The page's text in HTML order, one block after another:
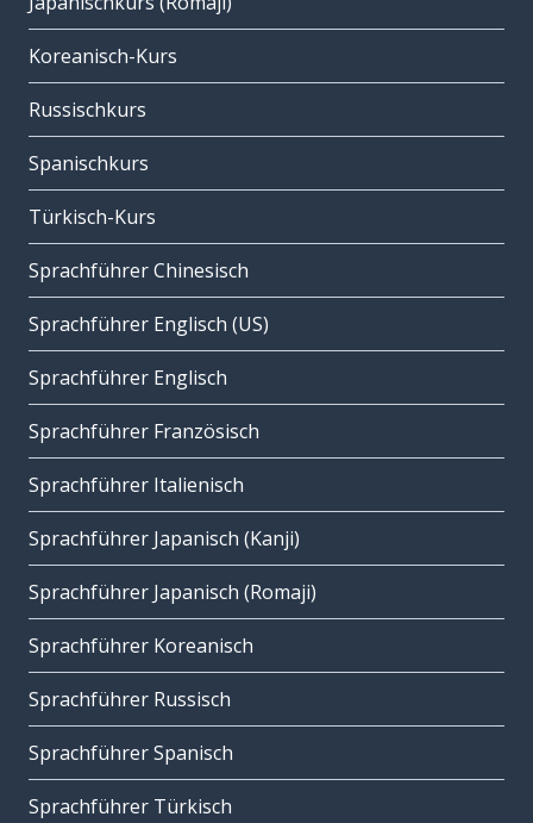
Koreanisch-Kurs
Russischkurs
Spanischkurs
Türkisch-Kurs
Sprachführer Chinesisch
Sprachführer Englisch (US)
Sprachführer Englisch
Sprachführer Französisch
Sprachführer Italienisch
Sprachführer Japanisch (Kanji)
Sprachführer Japanisch (Romaji)
Sprachführer Koreanisch
Sprachführer Russisch
Sprachführer Spanisch
Sprachführer Türkisch